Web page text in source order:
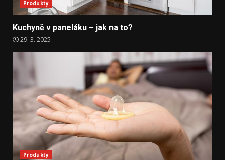
Produkty
Kuchyně v paneláku – jak na to?
29. 3. 2025
Produkty